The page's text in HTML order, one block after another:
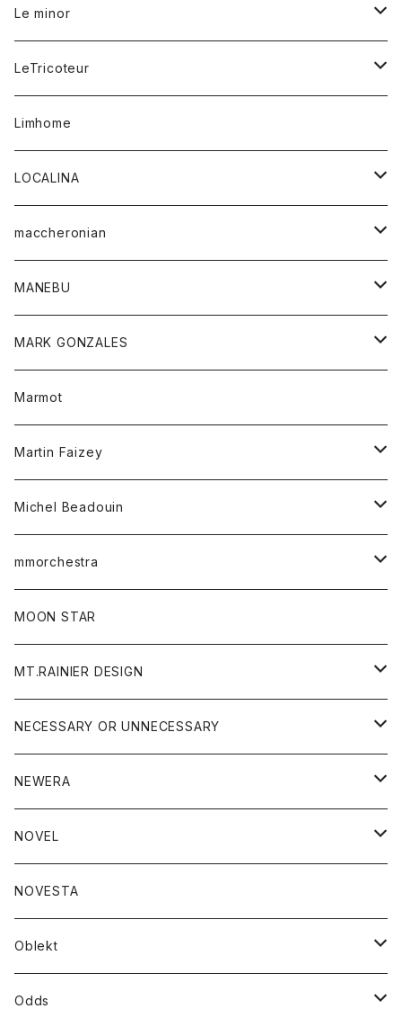
リング
バンダナ
タンクトップ
Tシャツ
ベスト
ポロシャツ
ロングスリーブTシャツ
フリース
カーディガン
セーター
チュニック
シャツ
ワンピース
Tシャツ
レディース
コート
シャツ
ワンピース
Tシャツ
Le minor
ボトム
スカート
パンツ
レディース
アウター
カットソー
トップス
シャツ
LeTricoteur
カーディガン
Limhome
LOCALINA
ロングスリーブテーシャツ
maccheronian
靴
MANEBU
靴
MARK GONZALES
トップス
Tシャツ
Marmot
Martin Faizey
ベルト
Michel Beadouin
トップス
ジャケット
ニット
パンツ
mmorchestra
帽子
MOON STAR
MT.RAINIER DESIGN
アウター
コート
ジャケット
アクセサリー
バッグ
グッズ
ウォレット
靴
トップス
ジャケット
シャツ
ボトム
ショートパンツ
レディース
NECESSARY OR UNNECESSARY
アウター
コート
ジャケット
アクセサリー
バッグ
ブレスレット
グッズ
靴
ストール/マフラー
トップス
シャツ
ボトム
NEWERA
帽子
NOVEL
トップス
カットソー
スエット
ボトム
NOVESTA
Oblekt
ボトム
Odds